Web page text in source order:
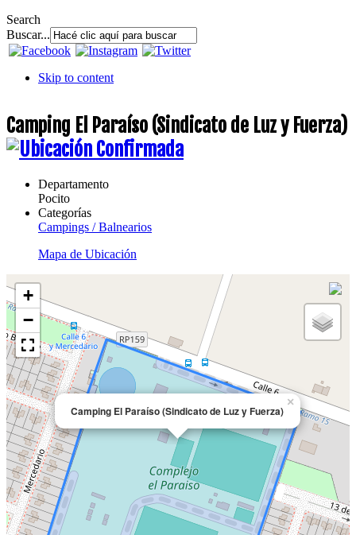
Search
Buscar...
Skip to content
Camping El Paraíso (Sindicato de Luz y Fuerza)
Departamento
Pocito
Categorías
Campings / Balnearios
Mapa de Ubicación
Camping El Paraíso (Sindicato de Luz y Fuerza)
×
+
−